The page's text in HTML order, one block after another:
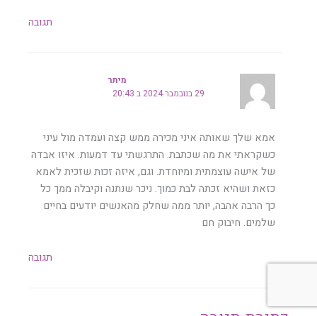
תגובה
מיתר
29 בנובמבר 2024 ב 20:43
אמא שלך שאותה איני מכירה ממש קצה ועמדה מול עיני
כשקראתי את מה שכתבת. התרגשתי עד דמעות. איזו אבדה
של אישה עוצמתית ומיוחדת. וגם, איזה זכות שזכית לאמא
כזאת ושהיא זכתה לבת כמוך. ניכר שנתנה וקיבלה ממך כל
כך הרבה אהבה, יותר ממה שחלק מהאנשים יודעים בחיים
שלמים. חיבוק חם
תגובה